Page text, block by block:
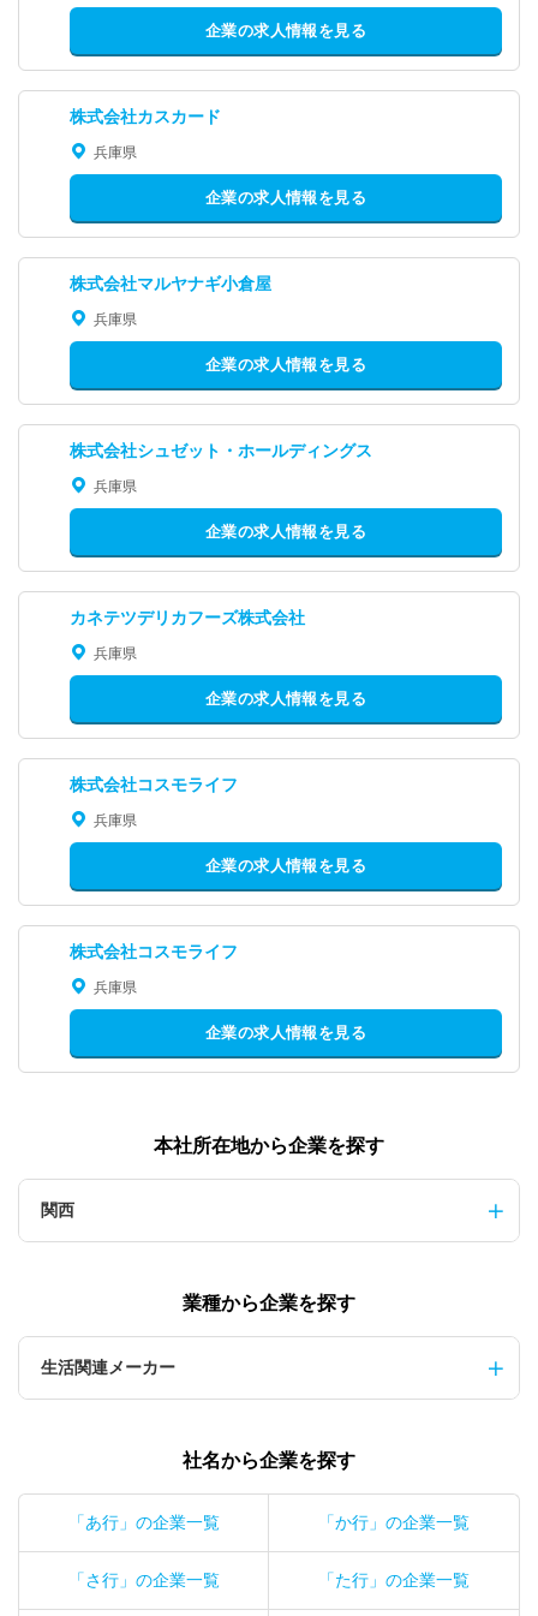
企業の求人情報を見る
株式会社カスカード
兵庫県
企業の求人情報を見る
株式会社マルヤナギ小倉屋
兵庫県
企業の求人情報を見る
株式会社シュゼット・ホールディングス
兵庫県
企業の求人情報を見る
カネテツデリカフーズ株式会社
兵庫県
企業の求人情報を見る
株式会社コスモライフ
兵庫県
企業の求人情報を見る
株式会社コスモライフ
兵庫県
企業の求人情報を見る
本社所在地から企業を探す
関西
業種から企業を探す
生活関連メーカー
社名から企業を探す
「あ行」の企業一覧 「か行」の企業一覧
「さ行」の企業一覧 「た行」の企業一覧